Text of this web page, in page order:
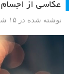
عکاسی از
نوشته شده در ۱۵ شهریور ۱۳۹۲